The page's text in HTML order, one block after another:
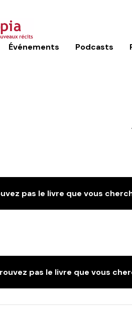
Événements Podcasts
pas le livre que vous
pas le livre que vous